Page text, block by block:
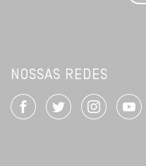
NOSSAS REDES